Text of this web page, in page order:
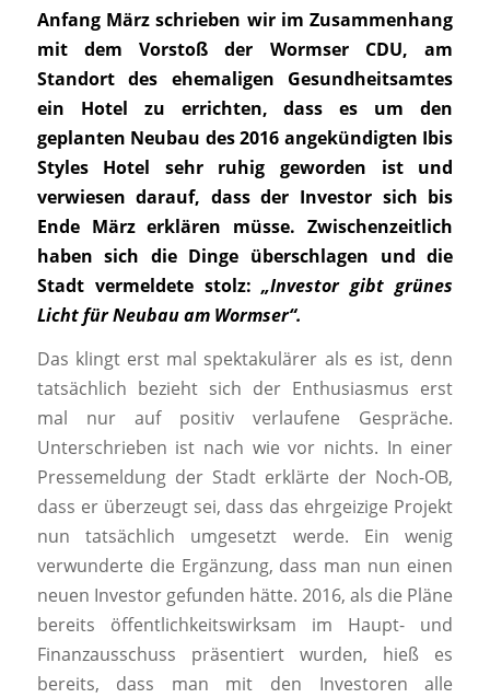
Anfang März schrieben wir im Zusammenhang
mit dem Vorstoß der Wormser CDU, am
Standort des ehemaligen Gesundheitsamtes
ein Hotel zu errichten, dass es um den
geplanten Neubau des 2016 angekündigten Ibis
Styles Hotel sehr ruhig geworden ist und
verwiesen darauf, dass der Investor sich bis
Ende März erklären müsse. Zwischenzeitlich
haben sich die Dinge überschlagen und die
Stadt vermeldete stolz:„Investor gibt grünes
Licht für Neubau am Wormser“.
Das klingt erst mal spektakulärer als es ist, denn
tatsächlich bezieht sich der Enthusiasmus erst
mal nur auf positiv verlaufene Gespräche.
Unterschrieben ist nach wie vor nichts. In einer
Pressemeldung der Stadt erklärte der Noch-OB,
dass er überzeugt sei, dass das ehrgeizige Projekt
nun tatsächlich umgesetzt werde. Ein wenig
verwunderte die Ergänzung, dass man nun einen
neuen Investor gefunden hätte. 2016, als die Pläne
bereits öffentlichkeitswirksam im Haupt- und
Finanzausschuss präsentiert wurden, hieß es
bereits, dass man mit den Investoren alle